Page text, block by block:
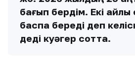
бағып бердім. Екі айлық
баспақ береді деп
деді куәгер сотта.